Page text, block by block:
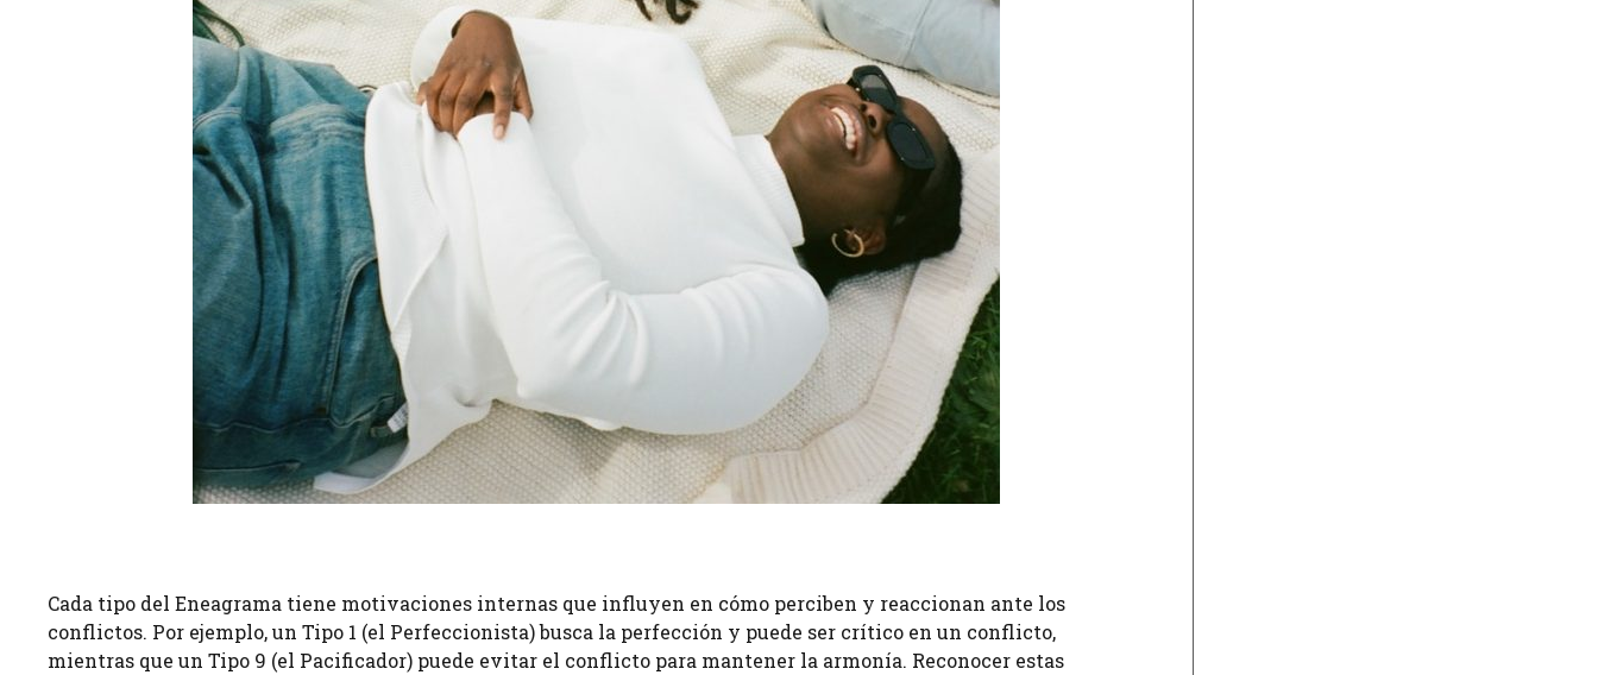
Cada tipo del Eneagrama tiene motivaciones internas que influyen en cómo perciben y reaccionan ante los
conflictos. Por ejemplo, un Tipo 1 (el Perfeccionista) busca la perfección y puede ser crítico en un conflicto,
mientras que un Tipo 9 (el Pacificador) puede evitar el conflicto para mantener la armonía. Reconocer estas